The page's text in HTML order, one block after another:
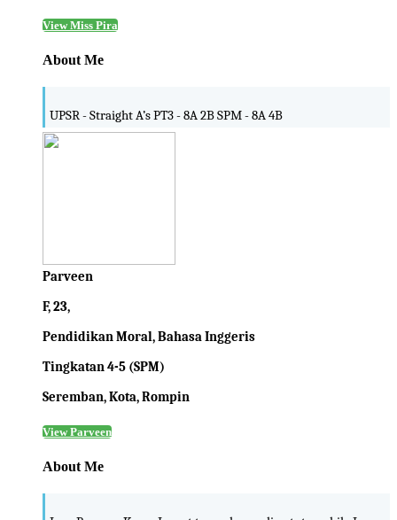
View Miss Pira
About Me
UPSR - Straight A’s PT3 - 8A 2B SPM - 8A 4B
Parveen
F, 23,
Pendidikan Moral, Bahasa Inggeris
Tingkatan 4-5 (SPM)
Seremban, Kota, Rompin
View Parveen
About Me